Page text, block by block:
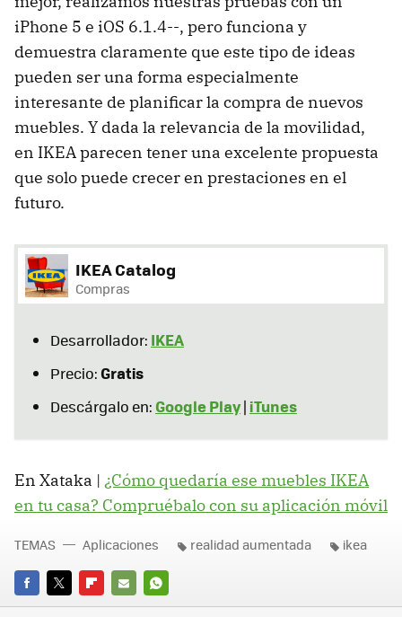
iPhone 5 e iOS 6.1.4--, pero funciona y
demuestra claramente que este tipo de ideas
pueden ser una forma especialmente
interesante de planificar la compra de nuevos
muebles. Y dada la relevancia de la movilidad,
en IKEA parecen tener una excelente propuesta
que solo puede crecer en prestaciones en el
futuro.
IKEA Catalog
Compras
Desarrollador: IKEA
Precio:Gratis
Descárgalo en: Google Play| iTunes
En Xataka | ¿Cómo quedaría ese muebles IKEA
en tu casa? Compruébalo con su aplicación móvil
FACEBOOK
TWITTERFLIPBOARD
E-
WHATSAPP
TEMAS Aplicaciones realidad aumentada ikea